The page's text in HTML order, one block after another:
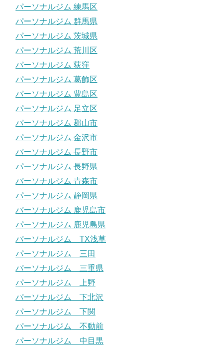
パーソナルジム 練馬区
パーソナルジム 群馬県
パーソナルジム 茨城県
パーソナルジム 荒川区
パーソナルジム 荻窪
パーソナルジム 葛飾区
パーソナルジム 豊島区
パーソナルジム 足立区
パーソナルジム 郡山市
パーソナルジム 金沢市
パーソナルジム 長野市
パーソナルジム 長野県
パーソナルジム 青森市
パーソナルジム 静岡県
パーソナルジム 鹿児島市
パーソナルジム 鹿児島県
パーソナルジム TX浅草
パーソナルジム 三田
パーソナルジム 三重県
パーソナルジム 上野
パーソナルジム 下北沢
パーソナルジム 下関
パーソナルジム 不動前
パーソナルジム 中目黒